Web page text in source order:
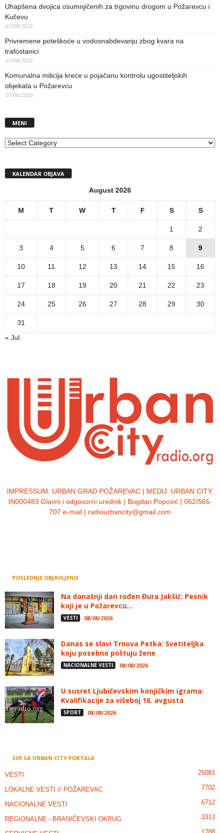
Uhapšena dvojica osumnjičenih za trgovinu drogom u Požarevcu i
Kučevu
07/08/2026
Privremene poteškoće u vodosnabdevanju zbog kvara na
trafostanici
07/08/2026
Komunalna milicija kreće u pojačanu kontrolu ugostiteljskih
objekata u Požarevcu
07/08/2026
MENI
MENI
KALENDAR OBJAVA
August 2026
M T W T F S S
1 2
3 4 5 6 7 8 9
10 11 12 13 14 15 16
17 18 19 20 21 22 23
24 25 26 27 28 29 30
31
« Jul
IMPRESSUM: URBAN GRAD POŽAREVAC | MEDIJ: URBAN CITY,
IN000483 Glavni i odgovorni urednik | Bogdan Popović | 062/565-
707 e-mail | radiourbancity@gmail.com
POSLEDNJE OBJAVLJENO
Na današnji dan rođen Đura Jakšić: Pesnik
koji je u Požarevcu...
VESTI 08/08/2026
Danas se slavi Trnova Petka: Svetiteljka
koju posebno poštuju žene
NACIONALNE VESTI 08/08/2026
U susret Ljubičevskim konjičkim igrama:
Kvalifikacije za višeboj 16. avgusta
SPORT 08/08/2026
SVE SA URBAN CITY PORTALA
VESTI 25081
LOKALNE VESTI // POŽAREVAC 7702
NACIONALNE VESTI 6712
REGIONALNE - BRANIČEVSKI OKRUG 3313